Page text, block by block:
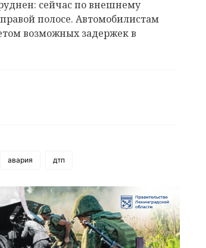
сейчас по внешнему
полосе. Автомобилистам
возможных задержек в
авария дтп